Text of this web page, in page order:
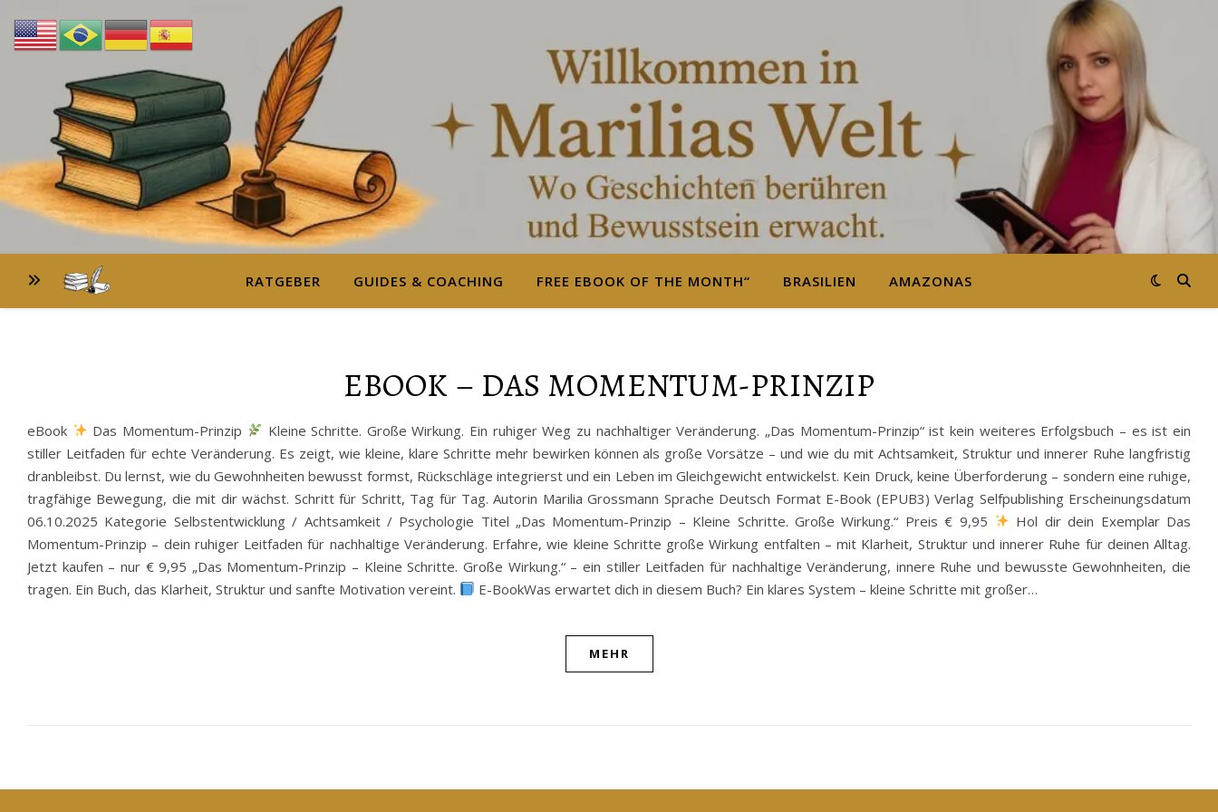
RATGEBER GUIDES & COACHING FREE EBOOK OF THE MONTH“ BRASILIEN AMAZONAS
EBOOK – DAS MOMENTUM-PRINZIP
eBook Das Momentum-Prinzip
Kleine Schritte. Große Wirkung. Ein ruhiger Weg zu nachhaltiger Veränderung. „Das Momentum-Prinzip“ ist kein weiteres Erfolgsbuch – es ist ein
stiller Leitfaden für echte Veränderung. Es zeigt, wie kleine, klare Schritte mehr bewirken können als große Vorsätze – und wie du mit Achtsamkeit, Struktur und innerer Ruhe langfristig
dranbleibst. Du lernst, wie du Gewohnheiten bewusst formst, Rückschläge integrierst und ein Leben im Gleichgewicht entwickelst. Kein Druck, keine Überforderung – sondern eine ruhige,
tragfähige Bewegung, die mit dir wächst. Schritt für Schritt, Tag für Tag. Autorin Marilia Grossmann Sprache Deutsch Format E-Book (EPUB3) Verlag Selfpublishing Erscheinungsdatum
06.10.2025 Kategorie Selbstentwicklung / Achtsamkeit / Psychologie Titel „Das Momentum-Prinzip – Kleine Schritte. Große Wirkung.“ Preis € 9,95
Hol dir dein Exemplar Das
Momentum-Prinzip – dein ruhiger Leitfaden für nachhaltige Veränderung. Erfahre, wie kleine Schritte große Wirkung entfalten – mit Klarheit, Struktur und innerer Ruhe für deinen Alltag.
Jetzt kaufen – nur € 9,95 „Das Momentum-Prinzip – Kleine Schritte. Große Wirkung.“ – ein stiller Leitfaden für nachhaltige Veränderung, innere Ruhe und bewusste Gewohnheiten, die
tragen. Ein Buch, das Klarheit, Struktur und sanfte Motivation vereint.
E-BookWas erwartet dich in diesem Buch? Ein klares System – kleine Schritte mit großer…
MEHR